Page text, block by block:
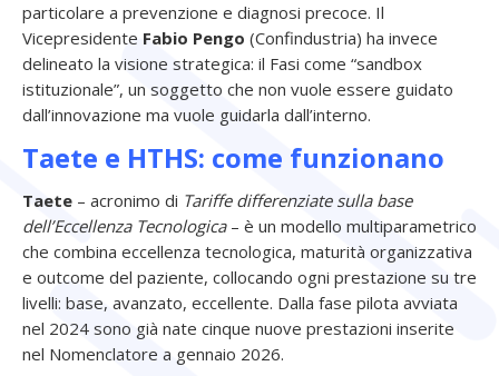
particolare a prevenzione e diagnosi precoce. Il
Vicepresidente Fabio Pengo (Confindustria) ha invece
delineato la visione strategica: il Fasi come “sandbox
istituzionale”, un soggetto che non vuole essere guidato
dall’innovazione ma vuole guidarla dall’interno.
Taete e HTHS: come funzionano
Taete – acronimo di Tariffe differenziate sulla base
dell’Eccellenza Tecnologica– è un modello multiparametrico
che combina eccellenza tecnologica, maturità organizzativa
e outcome del paziente, collocando ogni prestazione su tre
livelli: base, avanzato, eccellente. Dalla fase pilota avviata
nel 2024 sono già nate cinque nuove prestazioni inserite
nel Nomenclatore a gennaio 2026.